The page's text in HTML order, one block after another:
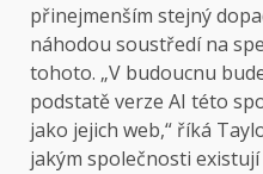
přinejmenším stejný
náhodou soustředí na
tohoto. „V budoucnu
podstatě verze AI této
jako jejich web,“ říká
jakým společnosti existují